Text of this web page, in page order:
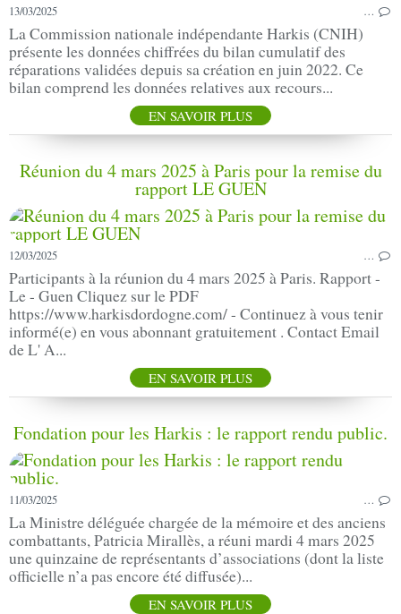
13/03/2025 …
La Commission nationale indépendante Harkis (CNIH)
présente les données chiffrées du bilan cumulatif des
réparations validées depuis sa création en juin 2022. Ce
bilan comprend les données relatives aux recours...
EN SAVOIR PLUS
Réunion du 4 mars 2025 à Paris pour la remise du
rapport LE GUEN
12/03/2025 …
Participants à la réunion du 4 mars 2025 à Paris. Rapport -
Le - Guen Cliquez sur le PDF
https://www.harkisdordogne.com/ - Continuez à vous tenir
informé(e) en vous abonnant gratuitement . Contact Email
de L' A...
EN SAVOIR PLUS
Fondation pour les Harkis : le rapport rendu public.
11/03/2025 …
La Ministre déléguée chargée de la mémoire et des anciens
combattants, Patricia Mirallès, a réuni mardi 4 mars 2025
une quinzaine de représentants d’associations (dont la liste
officielle n’a pas encore été diffusée)...
EN SAVOIR PLUS